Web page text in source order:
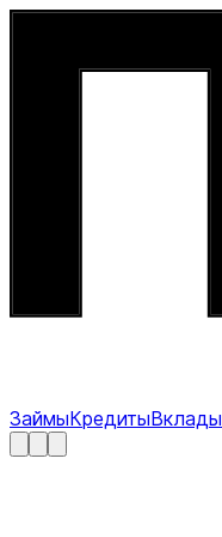
ЗаймыКредитыВклады